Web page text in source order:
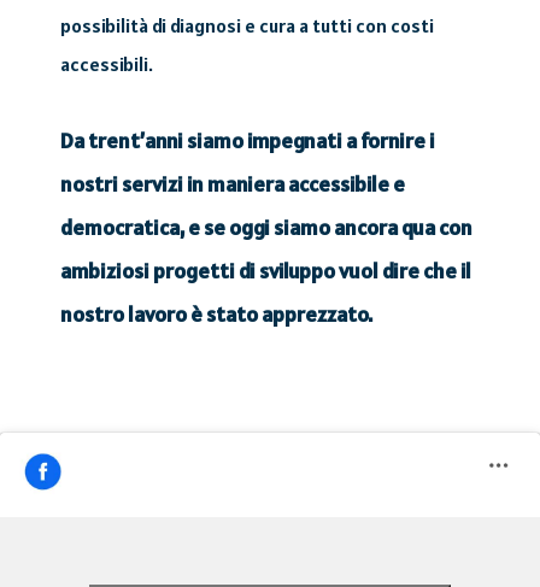
possibilità di diagnosi e cura a tutti con costi
accessibili.
Da trent’anni siamo impegnati a fornire i
nostri servizi in maniera accessibile e
democratica, e se oggi siamo ancora qua con
ambiziosi progetti di sviluppo vuol dire che il
nostro lavoro è stato apprezzato.